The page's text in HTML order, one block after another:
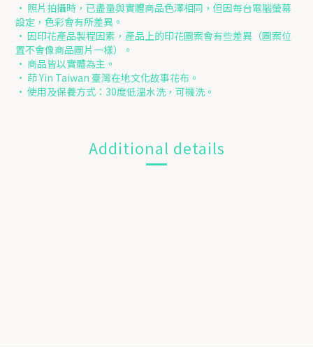
• 照片拍攝時，已盡量與實體商品色澤相同，但因每台電腦螢幕
設定，色彩會有所差異。
• 因印花產品製程因素，產品上的印花圖案會有些差異（圖案位
置不會像商品圖片一樣）。
• 商品皆以實體為主。
• 茚 Yin Taiwan 臺灣在地文化故事花布。
• 使用及保養方式：30度低溫水洗，可機洗。
Additional details